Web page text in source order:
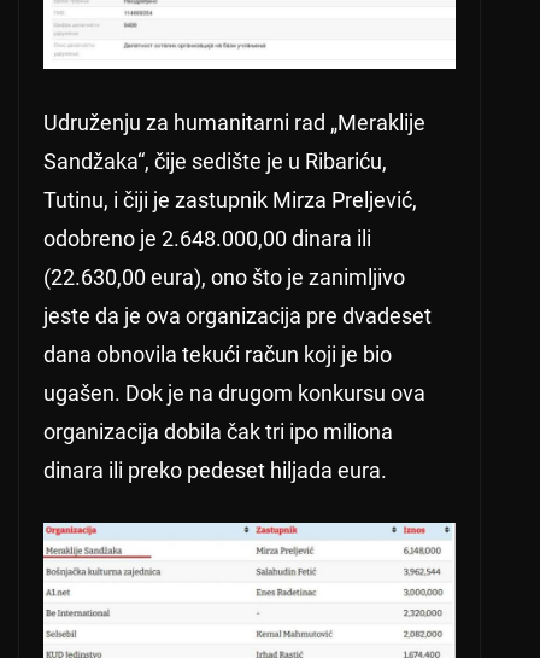
Udruženju za humanitarni rad „Meraklije
Sandžaka“, čije sedište je u Ribariću,
Tutinu, i čiji je zastupnik Mirza Preljević,
odobreno je 2.648.000,00 dinara ili
(22.630,00 eura), ono što je zanimljivo
jeste da je ova organizacija pre dvadeset
dana obnovila tekući račun koji je bio
ugašen. Dok je na drugom konkursu ova
organizacija dobila čak tri ipo miliona
dinara ili preko pedeset hiljada eura.